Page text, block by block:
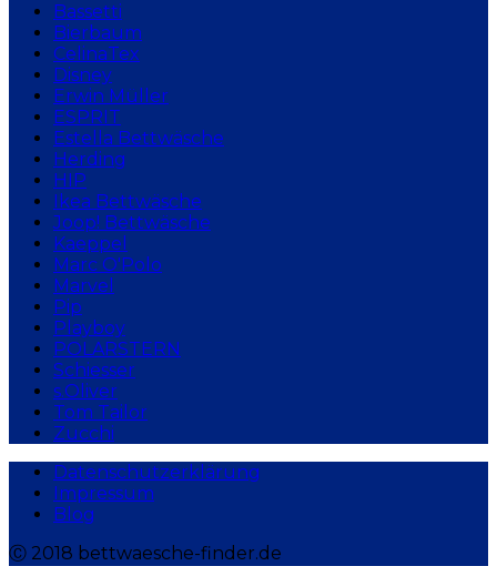
Bassetti
Bierbaum
CelinaTex
Disney
Erwin Müller
ESPRIT
Estella Bettwäsche
Herding
HIP
Ikea Bettwäsche
Joop! Bettwäsche
Kaeppel
Marc O'Polo
Marvel
Pip
Playboy
POLARSTERN
Schiesser
s.Oliver
Tom Tailor
Zucchi
Datenschutzerklärung
Impressum
Blog
Ⓒ 2018 bettwaesche-finder.de